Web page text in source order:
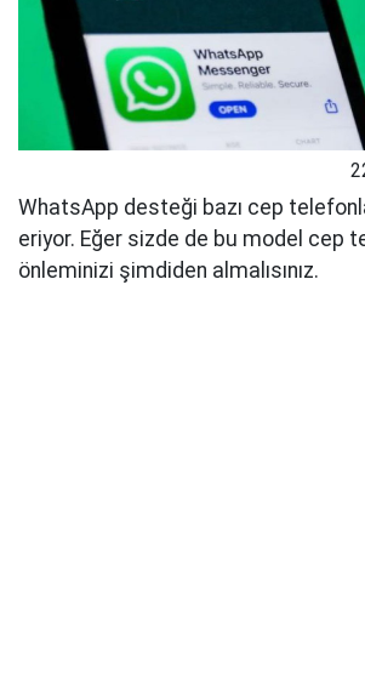
WhatsApp desteği bazı cep
eriyor. Eğer sizde de bu model cep
önleminizi şimdiden almalısınız.